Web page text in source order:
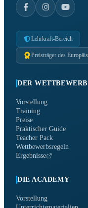
Lehrkraft-Bereich
Preisträger des
DER WETTBEWERB
Vorstellung
Training
Preise
Praktischer Guide
Teacher Pack
Wettbewerbsregeln
Ergebnisse
DIE ACADEMY
Vorstellung